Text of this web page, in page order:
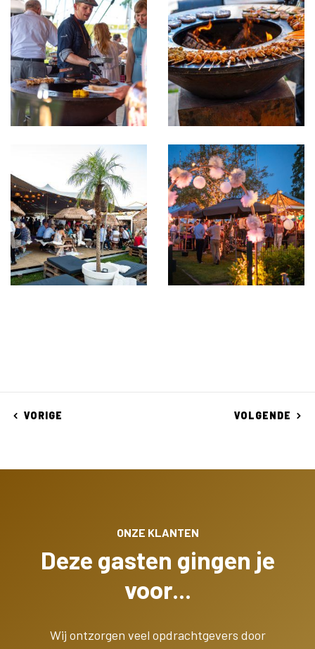
VORIGE VOLGENDE
ONZE KLANTEN
Deze gasten gingen je
voor...
Wij ontzorgen veel opdrachtgevers door